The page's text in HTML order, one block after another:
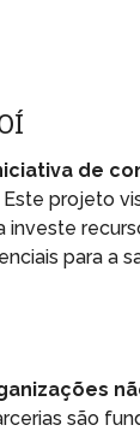
de
projeto
para a
são